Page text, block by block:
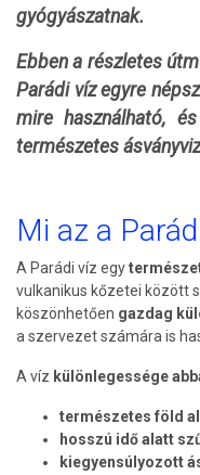
gyógyászatnak.
Ebben a részletes
Parádi víz egyre
mire használható,
természetes
Mi az a
A Parádi víz egy
vulkanikus kőzetei között
köszönhetően gazdag
a szervezet számára is
A víz különlegessége
természetes föld
hosszú idő alatt
kiegyensúlyozott